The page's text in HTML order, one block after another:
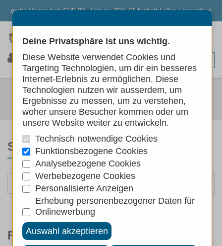
gratis Versand ab CHF 80.- | bis zu 25% Clubrabatt | alles Lagerartikel
0 0 0
LITTLE DOG
Marken Little Dog
SORTIEREN NACH
FILTER
Deine Privatsphäre ist uns wichtig.
Diese Website verwendet Cookies und
Targeting Technologien, um dir ein besseres
Internet-Erlebnis zu ermöglichen. Diese
Technologien nutzen wir ausserdem, um
Ergebnisse zu messen, um zu verstehen,
woher unsere Besucher kommen oder um
unsere Website weiter zu entwickeln.
Technisch notwendige Cookies
Funktionsbezogene Cookies
Analysebezogene Cookies
Werbebezogene Cookies
Personalisierte Anzeigen
Erhebung personenbezogener Daten für
Onlinewerbung